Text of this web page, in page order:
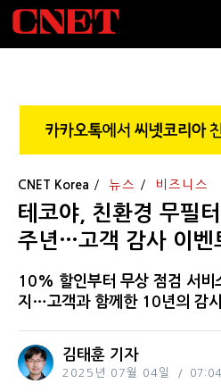
CNET Korea 뉴스 비즈니스
테코야, 친환경 무필
주년…고객 감사 이벤
10% 할인부터 무상 점검 서비
지…고객과 함께한 10년의 감
김태훈 기자
2025년 07월 04일